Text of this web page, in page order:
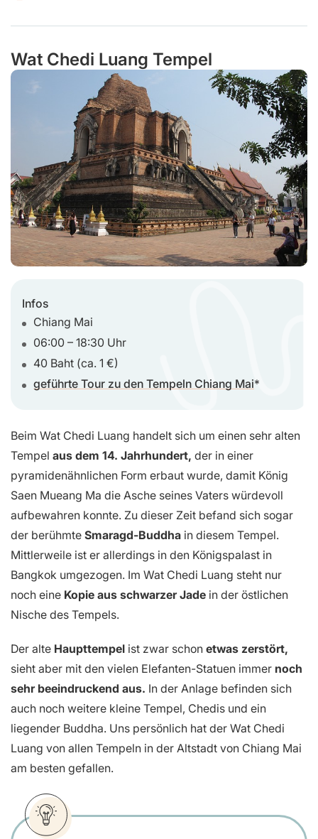
Wat Chedi Luang Tempel
Infos
Chiang Mai
06:00 – 18:30 Uhr
40 Baht (ca. 1 €)
geführte Tour zu den Tempeln Chiang Mai
Beim Wat Chedi Luang handelt sich um einen sehr alten
Tempel aus dem 14. Jahrhundert, der in einer
pyramidenähnlichen Form erbaut wurde, damit König
Saen Mueang Ma die Asche seines Vaters würdevoll
aufbewahren konnte. Zu dieser Zeit befand sich sogar
der berühmte Smaragd-Buddha in diesem Tempel.
Mittlerweile ist er allerdings in den Königspalast in
Bangkok umgezogen. Im Wat Chedi Luang steht nur
noch eine Kopie aus schwarzer Jade in der östlichen
Nische des Tempels.
Der alte Haupttempel ist zwar schon etwas zerstört,
sieht aber mit den vielen Elefanten-Statuen immer noch
sehr beeindruckend aus. In der Anlage befinden sich
auch noch weitere kleine Tempel, Chedis und ein
liegender Buddha. Uns persönlich hat der Wat Chedi
Luang von allen Tempeln in der Altstadt von Chiang Mai
am besten gefallen.